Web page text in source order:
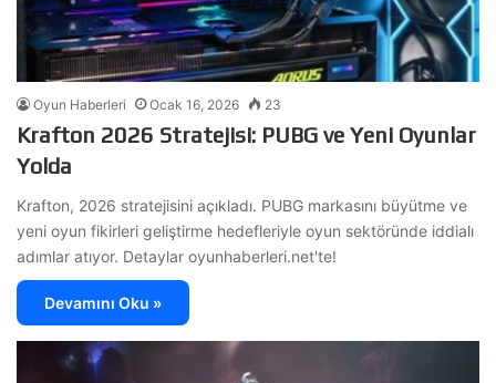
Oyun Haberleri Ocak 16, 2026 23
Krafton 2026 Stratejisi: PUBG ve Yeni Oyunlar
Yolda
Krafton, 2026 stratejisini açıkladı. PUBG markasını büyütme ve
yeni oyun fikirleri geliştirme hedefleriyle oyun sektöründe iddialı
adımlar atıyor. Detaylar oyunhaberleri.net'te!
Devamını Oku »